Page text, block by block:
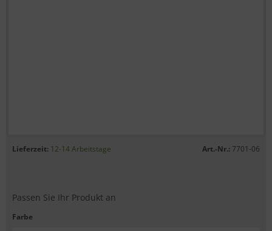
Lieferzeit: 12-14 Arbeitstage Art.-Nr.: 7701-06
Passen Sie Ihr Produkt an
Farbe